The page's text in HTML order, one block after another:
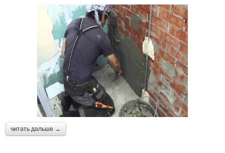
читать дальше →